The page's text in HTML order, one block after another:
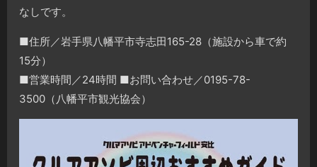
なしです。
■住所／岩手県八幡平市寺志田165-28（施設から車で約
15分）
■営業時間／24時間 ■お問い合わせ／0195-78-
3500（八幡平市観光協会）